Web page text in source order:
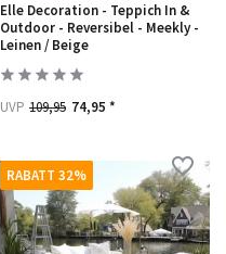
Elle Decoration - Teppich In &
Outdoor - Reversibel - Meekly -
Leinen / Beige
UVP 109,95 74,95 *
RABATT 32%